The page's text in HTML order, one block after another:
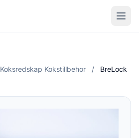
Koksredskap Kokstillbehor /
BreLock